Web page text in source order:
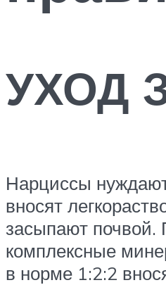
УХОД
Нарциссы
вносят
засыпают почвой.
комплексные
в норме 1:2:2